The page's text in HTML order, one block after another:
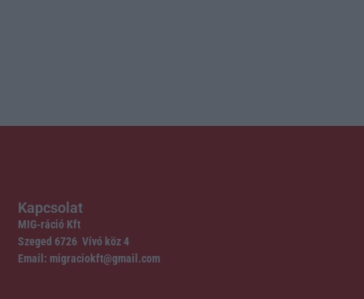
Kapcsolat
MIG-ráció Kft
Szeged 6726 Vívó köz 4
Email: migraciokft@gmail.com